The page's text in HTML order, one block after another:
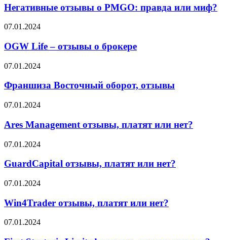
что
этом
партнёры
о
PMGO:
правда
миф?
Негативные отзывы о PMGO: правда или миф?
OGW
–
отзывы
о
брокере
07.01.2024
OGW Life – отзывы о брокере
Франшиза
оборот,
отзывы
07.01.2024
Франшиза Восточный оборот, отзывы
Ares
отзывы,
платят
или
нет?
07.01.2024
Ares Management отзывы, платят или нет?
GuardCapital
платят
нет?
07.01.2024
GuardCapital отзывы, платят или нет?
Win4Trader
платят
или
нет?
07.01.2024
Win4Trader отзывы, платят или нет?
First
07.01.2024